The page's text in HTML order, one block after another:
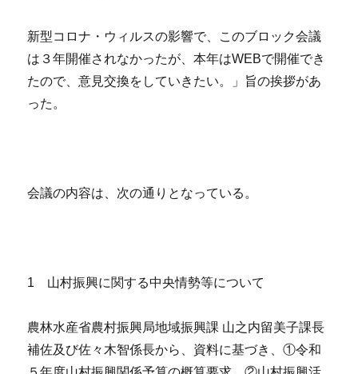
新型コロナ・ウィルスの影響で、このブロック会議
は３年開催されなかったが、本年はWEBで開催でき
たので、意見交換をしていきたい。」旨の挨拶があ
った。
会議の内容は、次の通りとなっている。
1 山村振興に関する中央情勢等について
農林水産省農村振興局地域振興課 山之内留美子課長
補佐及び佐々木智係長から、資料に基づき、①令和